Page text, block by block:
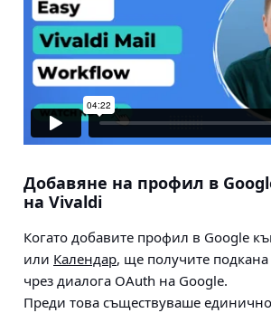
Добавяне на профил в
на Vivaldi
Когато добавите профил в Google
или Календар, ще получите
чрез диалога OAuth на Google.
Преди това съществуваше